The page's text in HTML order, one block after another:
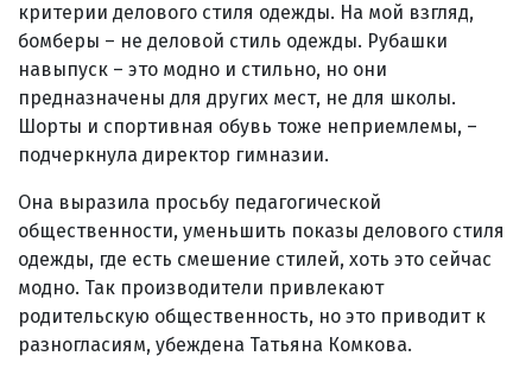
критерии делового стиля одежды. На мой взгляд,
бомберы – не деловой стиль одежды. Рубашки
навыпуск – это модно и стильно, но они
предназначены для других мест, не для школы.
Шорты и спортивная обувь тоже неприемлемы, –
подчеркнула директор гимназии.
Она выразила просьбу педагогической
общественности, уменьшить показы делового стиля
одежды, где есть смешение стилей, хоть это сейчас
модно. Так производители привлекают
родительскую общественность, но это приводит к
разногласиям, убеждена Татьяна Комкова.